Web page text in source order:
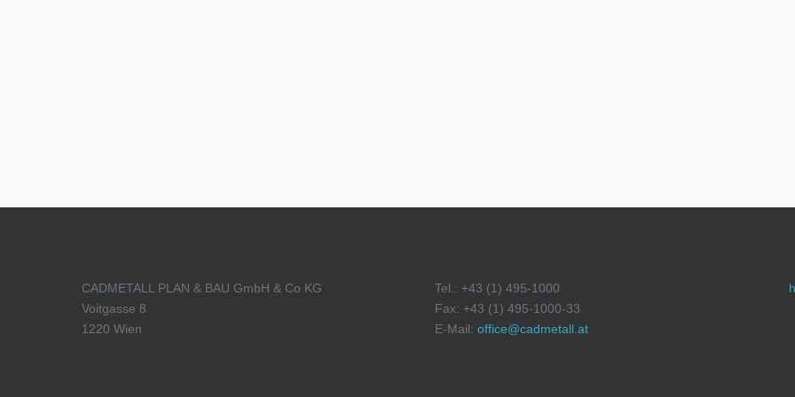
CADMETALL PLAN & BAU GmbH & Co KG
Voitgasse 8
1220 Wien
Tel.: +43 (1) 495-1000
Fax: +43 (1) 495-1000-33
E-Mail:office@cadmetall.at